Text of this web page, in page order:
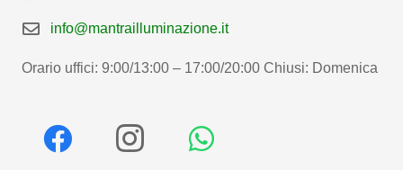
info@mantrailluminazione.it
Orario uffici: 9:00/13:00 – 17:00/20:00 Chiusi: Domenica